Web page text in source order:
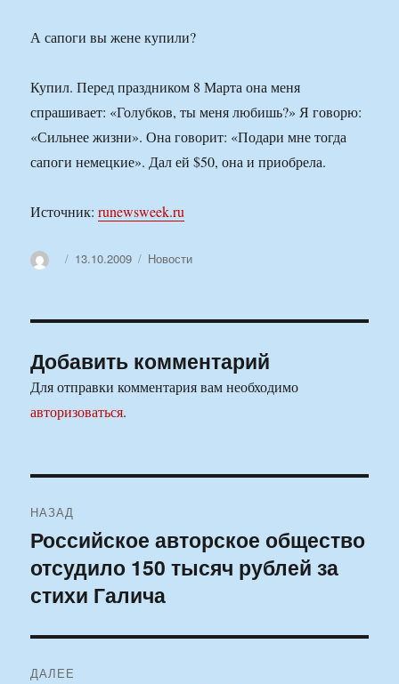
А сапоги вы жене купили?
Купил. Перед праздником 8 Марта она меня
спрашивает: «Голубков, ты меня любишь?» Я говорю:
«Сильнее жизни». Она говорит: «Подари мне тогда
сапоги немецкие». Дал ей $50, она и приобрела.
Источник:runewsweek.ru
АвторОпубликовано
13.10.2009 Рубрики
Новости
Добавить комментарий
Для отправки комментария вам необходимо
авторизоваться.
по
записям
НАЗАД
Предыдущая
запись:
Российское авторское общество
отсудило 150 тысяч рублей за
стихи Галича
ДАЛЕЕ